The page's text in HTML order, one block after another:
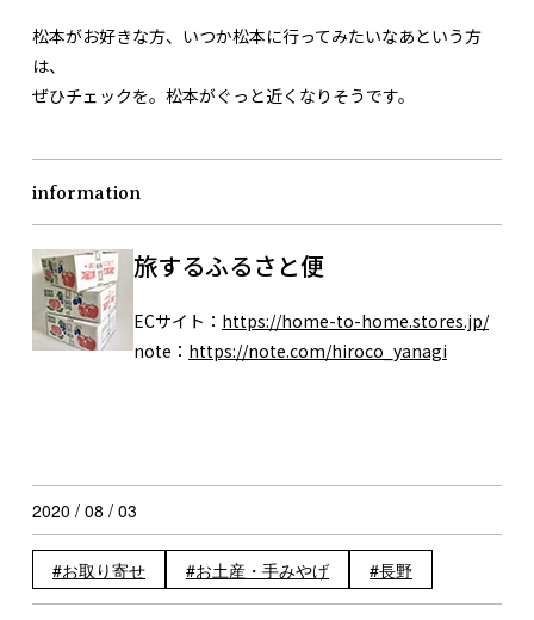
松本がお好きな方、いつか松本に行ってみたいなあという方
は、
ぜひチェックを。松本がぐっと近くなりそうです。
information
旅するふるさと便
ECサイト： https://home-to-home.stores.jp/
note： https://note.com/hiroco_yanagi
2020 / 08 / 03
お取り寄せ お土産・手みやげ 長野